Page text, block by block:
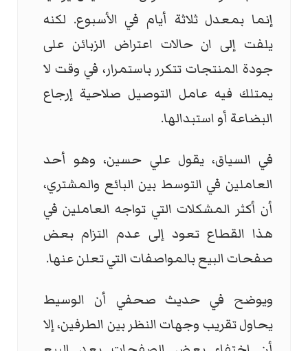
إنما بمعدل ثلاثة أيام في الأسبوع. لكنه
يلفت إلى ان حالات اعتراض الزبائن على
جودة المنتجات تتكرر باستمرار، في وقت لا
يمتلك فيه عامل التوصيل صلاحية إرجاع
البضاعة أو استبدالها.
في السياق، يقول علي حسين، وهو أحد
العاملين في التوسط بين البائع والمشتري،
أن أكثر المشكلات التي تواجه العاملين في
هذا القطاع تعود إلى عدم التزام بعض
صفحات البيع بالمواصفات التي تعلن عنها.
ويوضح في حديث صحفي أن الوسيط
يحاول تقريب وجهات النظر بين الطرفين، إلا